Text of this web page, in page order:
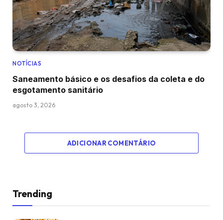
NOTÍCIAS
Saneamento básico e os desafios da coleta e do
esgotamento sanitário
agosto 3, 2026
ADICIONAR COMENTÁRIO
Trending